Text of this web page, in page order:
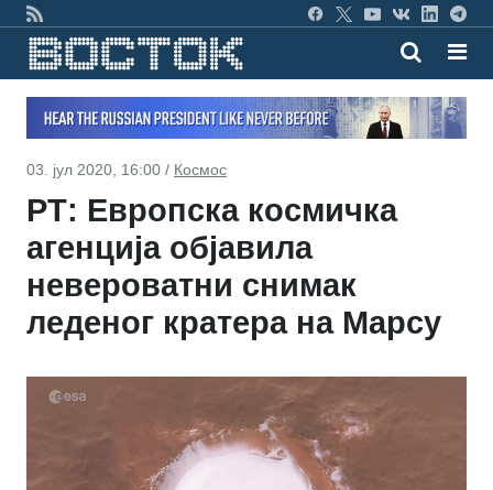
03. јул 2020, 16:00 / Космос
РТ: Европска космичка
агенција објавила
невероватни снимак
леденог кратера на Марсу